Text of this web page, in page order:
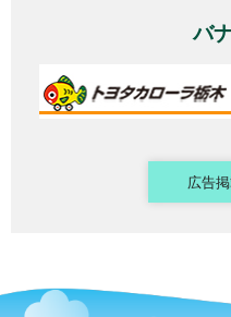
バ
広告